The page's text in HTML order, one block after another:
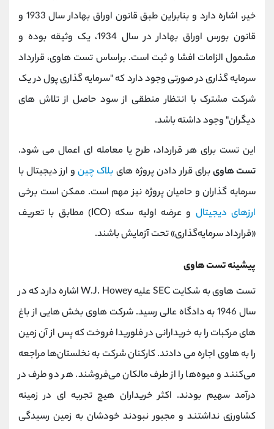
خیر، اشاره دارد و بنابراین طبق قانون اوراق بهادار سال 1933 و
قانون بورس اوراق بهادار در سال 1934، یک وثیقه بوده و
مشمول الزامات افشا و ثبت است. براساس تست هاوی، قرارداد
سرمایه گذاری در صورتی وجود دارد که "سرمایه گذاری پول در یک
شرکت مشترک با انتظار منطقی از سود حاصل از تلاش های
دیگران" وجود داشته باشد.
این تست برای هر قرارداد، طرح یا معامله ای اعمال می شود.
تست هاویبرای قرار دادن پروژه های بلاک چینو ارز دیجیتال با
سرمایه گذاران و حامیان پروژه نیز مهم است. ممکن است برخی
ارزهای دیجیتال
و عرضه اولیه سکه (ICO) مطابق با تعریف
«قرارداد سرمایه‌گذاری» تحت آزمایش باشند.
پیشینه تست هاوی
تست هاوی به شکایت SEC علیه W.J. Howey اشاره دارد که در
سال 1946 به دادگاه عالی رسید. شرکت هاوی بخش هایی از باغ
های مرکبات را به خریدارانی در فلوریدا فروخت که پس از آن زمین
را به هاوی اجاره می دادند. کارکنان شرکت به نخلستان‌ها مراجعه
می‌کنند و میوه‌ها را از طرف مالکان می‌فروشند. هر دو طرف در
درآمد سهیم بودند. اکثر خریداران هیچ تجربه ای در زمینه
کشاورزی نداشتند و مجبور نبودند خودشان به زمین رسیدگی